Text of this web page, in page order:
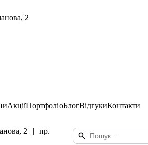
2
АкціїПортфоліоБлогВідгукиКонтакти
2 |
пр.